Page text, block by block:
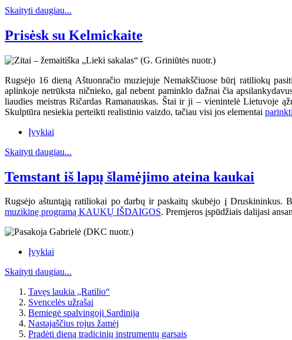
Skaityti daugiau...
Prisėsk su Kelmickaite
Rugsėjo 16 dieną Aštuonračio muziejuje Nemakščiuose būrį ratiliokų
aplinkoje netrūksta ničnieko, gal nebent paminklo dažnai čia
liaudies meistras Ričardas Ramanauskas. Štai ir ji – vienintelė Lietuvoje
Skulptūra nesiekia perteikti realistinio vaizdo, tačiau visi jos elementai
Įvykiai
Skaityti daugiau...
Temstant iš lapų šlamėjimo ateina kaukai
Rugsėjo aštuntąją ratiliokai po darbų ir paskaitų skubėjo į Druskininkus.
muzikinę programą KAUKŲ IŠDAIGOS. Premjeros įspūdžiais dalijasi
Įvykiai
Skaityti daugiau...
Tavęs laukia „Ratilio“
Svencelės užrašai
Bemiegė spalvingoji Sardinija
Nastajaščius rojus žamėj
Pradėti dieną tradicinių instrumentų garsais